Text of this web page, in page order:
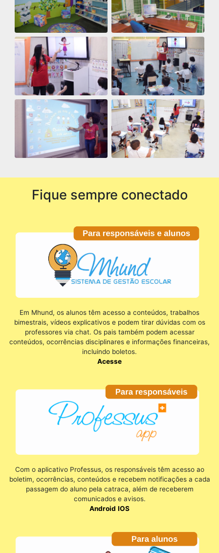
Fique sempre conectado
Em Mhund, os alunos têm acesso a conteúdos, trabalhos
bimestrais, vídeos explicativos e podem tirar dúvidas com os
professores via chat. Os pais também podem acessar
conteúdos, ocorrências disciplinares e informações financeiras,
incluindo boletos.
Acesse
Com o aplicativo Professus, os responsáveis têm acesso ao
boletim, ocorrências, conteúdos e recebem notificações a cada
passagem do aluno pela catraca, além de receberem
comunicados e avisos.
Android IOS